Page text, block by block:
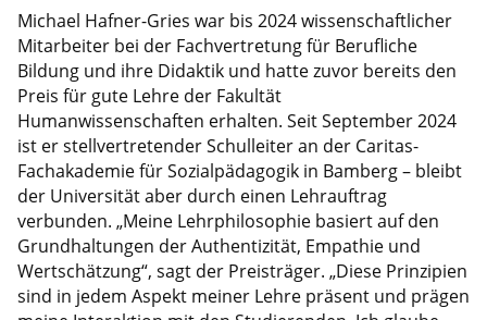
Michael Hafner-Gries war bis 2024 wissenschaftlicher
Mitarbeiter bei der Fachvertretung für Berufliche
Bildung und ihre Didaktik und hatte zuvor bereits den
Preis für gute Lehre der Fakultät
Humanwissenschaften erhalten. Seit September 2024
ist er stellvertretender Schulleiter an der Caritas-
Fachakademie für Sozialpädagogik in Bamberg – bleibt
der Universität aber durch einen Lehrauftrag
verbunden. „Meine Lehrphilosophie basiert auf den
Grundhaltungen der Authentizität, Empathie und
Wertschätzung“, sagt der Preisträger. „Diese Prinzipien
sind in jedem Aspekt meiner Lehre präsent und prägen